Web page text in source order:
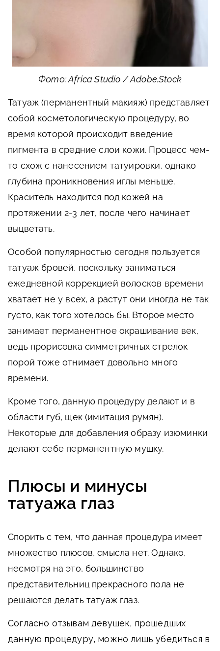
Фото: Africa Studio / Adobe.Stock
Татуаж (перманентный макияж) представляет
собой косметологическую процедуру, во
время которой происходит введение
пигмента в средние слои кожи. Процесс чем-
то схож с нанесением татуировки, однако
глубина проникновения иглы меньше.
Краситель находится под кожей на
протяжении 2-3 лет, после чего начинает
выцветать.
Особой популярностью сегодня пользуется
татуаж бровей, поскольку заниматься
ежедневной коррекцией волосков времени
хватает не у всех, а растут они иногда не так
густо, как того хотелось бы. Второе место
занимает перманентное окрашивание век,
ведь прорисовка симметричных стрелок
порой тоже отнимает довольно много
времени.
Кроме того, данную процедуру делают и в
области губ, щек (имитация румян).
Некоторые для добавления образу изюминки
делают себе перманентную мушку.
Плюсы и минусы
татуажа глаз
Спорить с тем, что данная процедура имеет
множество плюсов, смысла нет. Однако,
несмотря на это, большинство
представительниц прекрасного пола не
решаются делать татуаж глаз.
Согласно отзывам девушек, прошедших
данную процедуру, можно лишь убедиться в